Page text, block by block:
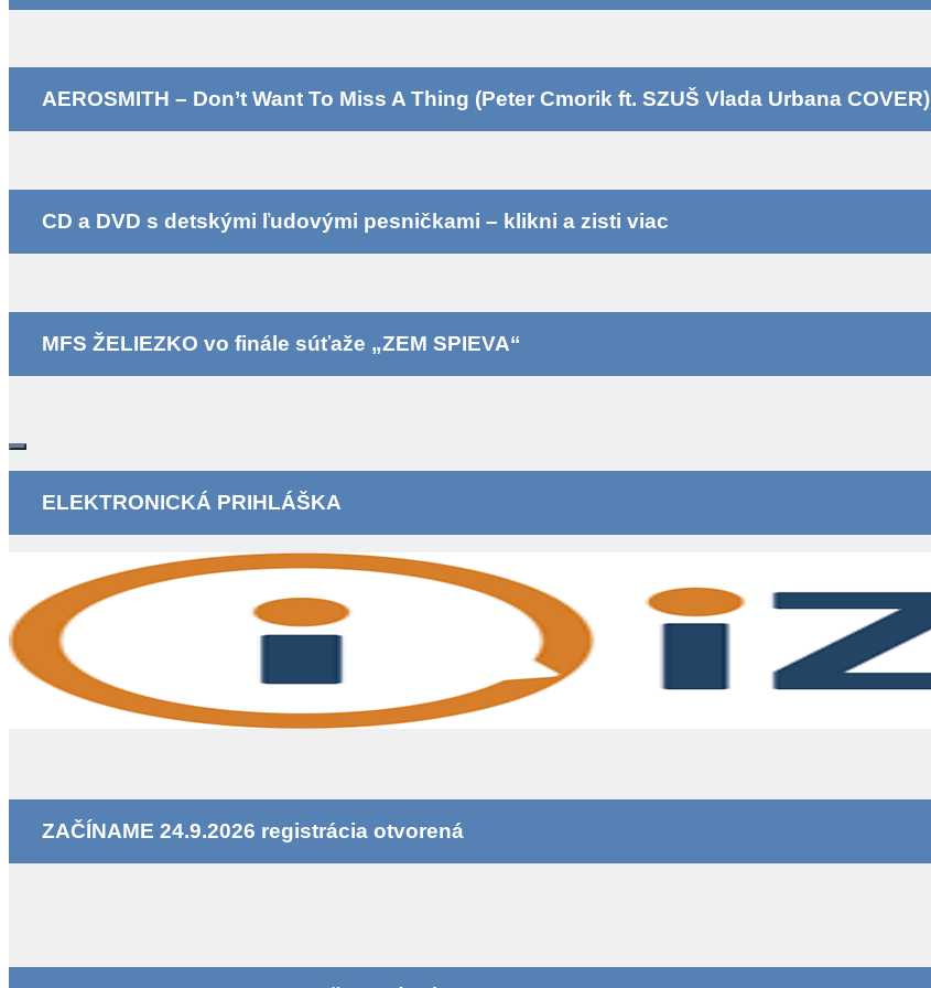
AEROSMITH – Don’t Want To Miss A Thing (Peter Cmorik ft. SZUŠ Vlada Urbana COVER)
CD a DVD s detskými ľudovými pesničkami – klikni a zisti viac
MFS ŽELIEZKO vo finále súťaže „ZEM SPIEVA“
ELEKTRONICKÁ PRIHLÁŠKA
ZAČÍNAME 24.9.2026 registrácia otvorená